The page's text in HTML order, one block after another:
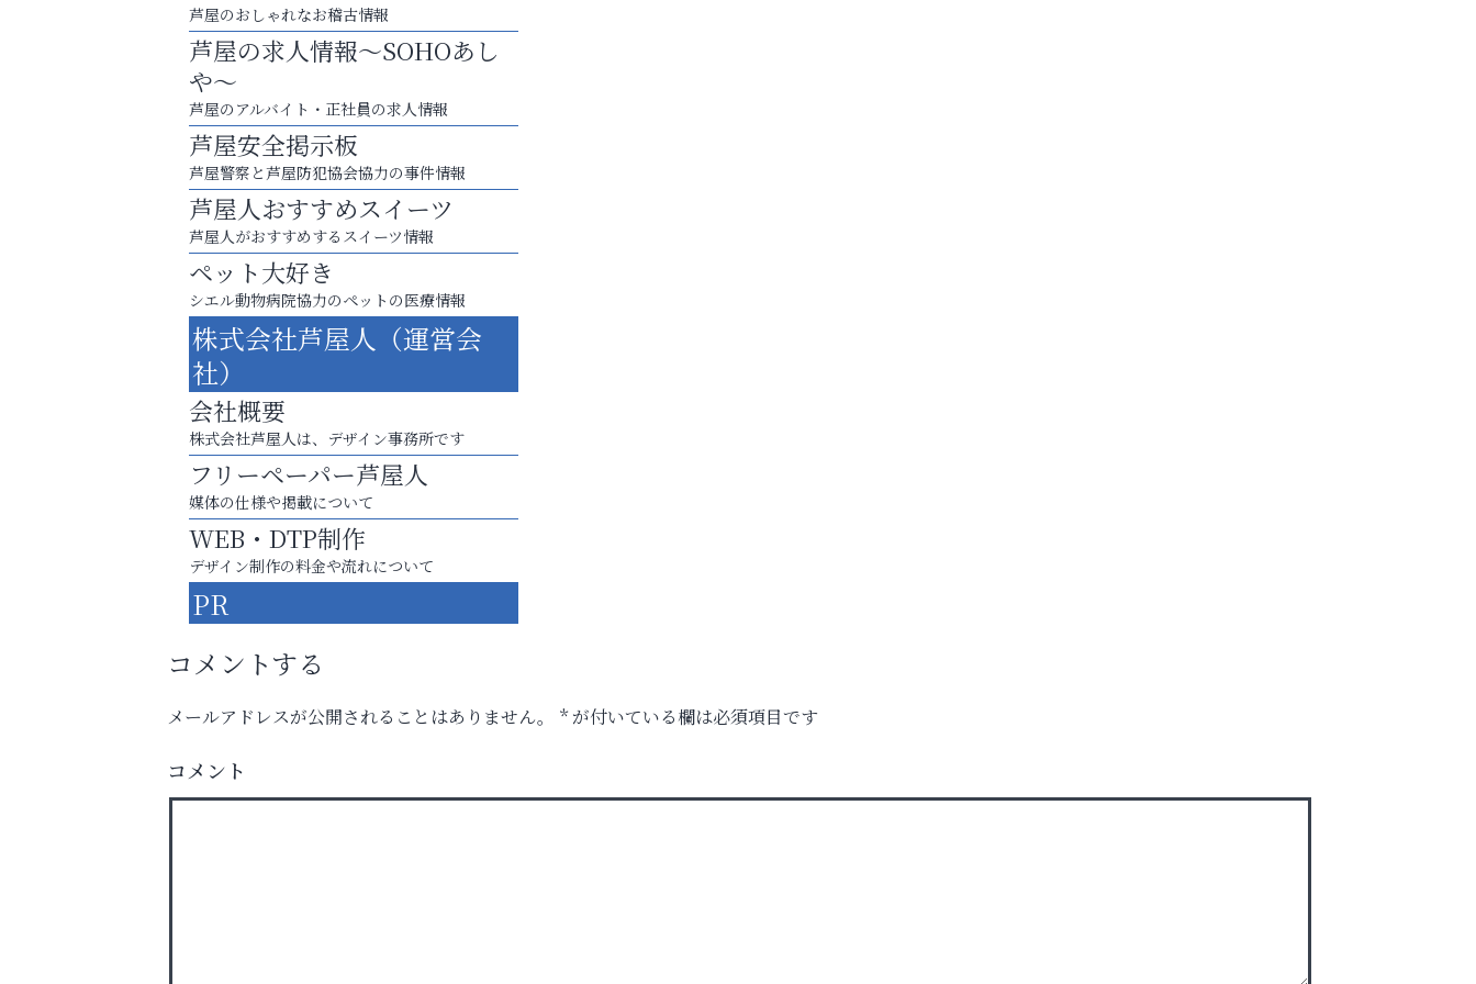
洋服お売りください！ 買取サービスは
出張・宅配・持ち込みすべて無料！
ラ・ミカ矯正歯科
口元から始まる、自分らしい毎日を
芦屋のおしゃれなお稽古情報
芦屋の求人情報～SOHOあし
や～
芦屋のアルバイト・正社員の求人情報
芦屋安全掲示板
芦屋警察と芦屋防犯協会協力の事件情報
芦屋人おすすめスイーツ
芦屋人がおすすめするスイーツ情報
ペット大好き
シエル動物病院協力のペットの医療情報
株式会社芦屋人（運営会
社）
会社概要
株式会社芦屋人は、デザイン事務所です
フリーペーパー芦屋人
媒体の仕様や掲載について
WEB・DTP制作
デザイン制作の料金や流れについて
PR
コメントする
メールアドレスが公開されることはありません。 *が付いている欄は必須項目です
コメント